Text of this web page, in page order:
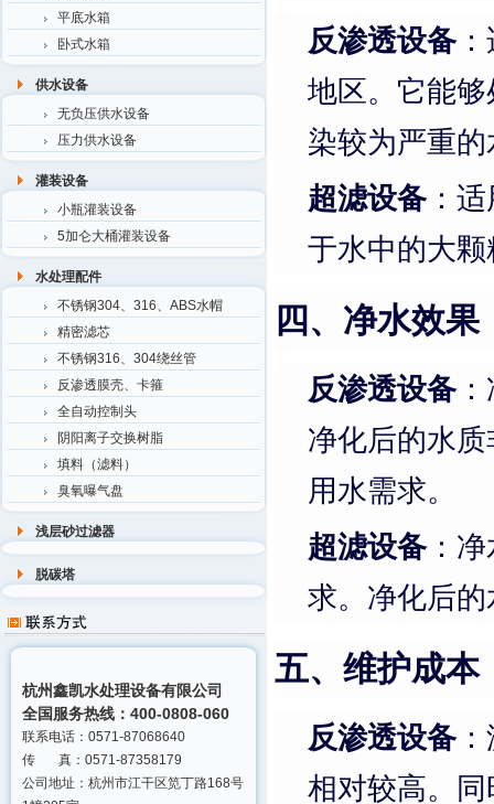
平底水箱
卧式水箱
供水设备
无负压供水设备
压力供水设备
灌装设备
小瓶灌装设备
5加仑大桶灌装设备
水处理配件
不锈钢304、316、ABS水帽
精密滤芯
不锈钢316、304绕丝管
反渗透膜壳、卡箍
全自动控制头
阴阳离子交换树脂
填料（滤料）
臭氧曝气盘
浅层砂过滤器
脱碳塔
杭州鑫凯水处理设备有限公司
全国服务热线：400-0808-060
联系电话：0571-87068640
传 真：0571-87358179
公司地址：杭州市江干区笕丁路168号
反渗透设备：
地区。它能
染较为严重
超滤设备：适
于水中的大
四、净水效果
反渗透设备：
净化后的水
用水需求。
超滤设备：净
求。净化后
五、维护成本
反渗透设备：
相对较高。